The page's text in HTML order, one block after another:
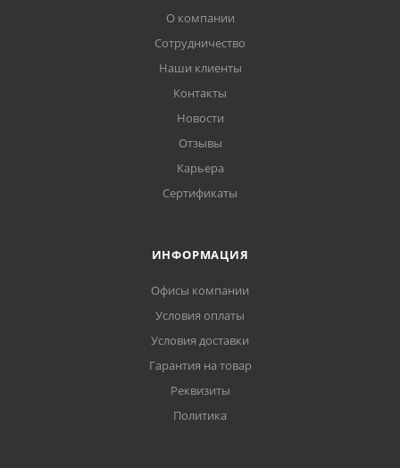
О компании
Сотрудничество
Наши клиенты
Контакты
Новости
Отзывы
Карьера
Сертификаты
ИНФОРМАЦИЯ
Офисы компании
Условия оплаты
Условия доставки
Гарантия на товар
Реквизиты
Политика